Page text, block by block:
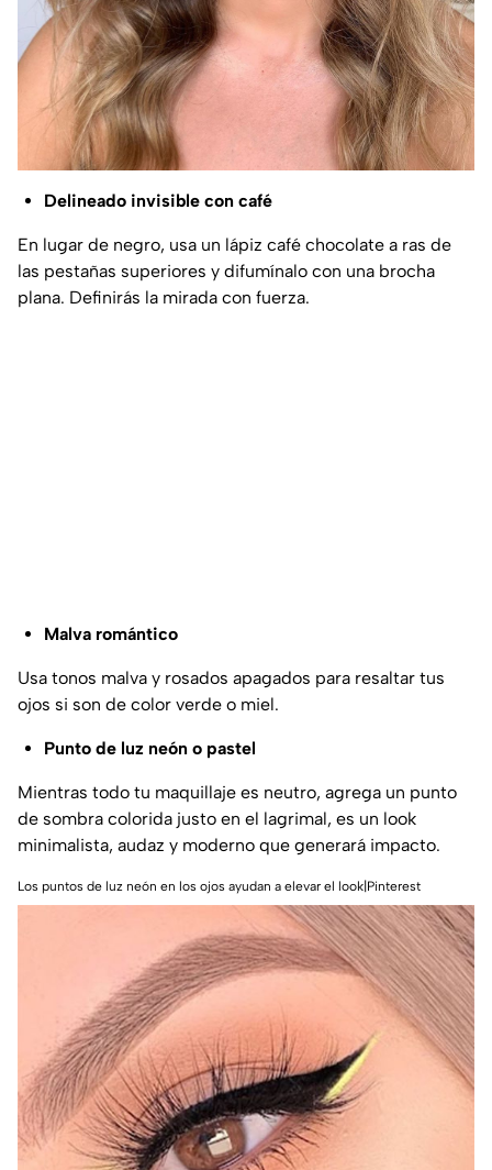
Delineado invisible con café
En lugar de negro, usa un lápiz café chocolate a ras de
las pestañas superiores y difumínalo con una brocha
plana. Definirás la mirada con fuerza.
Malva romántico
Usa tonos malva y rosados apagados para resaltar tus
ojos si son de color verde o miel.
Punto de luz neón o pastel
Mientras todo tu maquillaje es neutro, agrega un punto
de sombra colorida justo en el lagrimal, es un look
minimalista, audaz y moderno que generará impacto.
Los puntos de luz neón en los ojos ayudan a elevar el look|Pinterest